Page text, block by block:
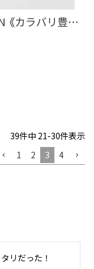
《カラバリ豊
ポイント刺繍
39件中 21-30件表示
1
2 3 4
リだった！